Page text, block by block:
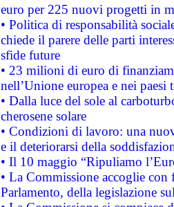
euro per 225 nuovi progetti in
• Politica di responsabilità
chiede il parere delle parti
sfide future
• 23 milioni di euro di
nell’Unione europea e nei paesi
• Dalla luce del sole al
cherosene solare
• Condizioni di lavoro: una
e il deteriorarsi della
• Il 10 maggio “Ripuliamo
• La Commissione accoglie
Parlamento, della legislazione